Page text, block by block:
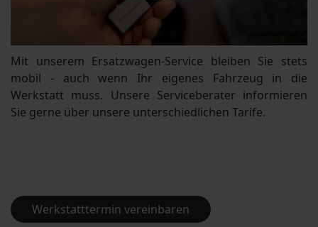
Mit unserem Ersatzwagen-Service bleiben Sie stets
mobil - auch wenn Ihr eigenes Fahrzeug in die
Werkstatt muss. Unsere Serviceberater informieren
Sie gerne über unsere unterschiedlichen Tarife.
Werkstatttermin vereinbaren